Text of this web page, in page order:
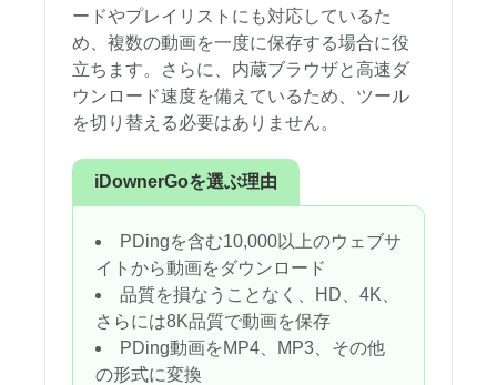
ードやプレイリストにも対応しているた
め、複数の動画を一度に保存する場合に役
立ちます。さらに、内蔵ブラウザと高速ダ
ウンロード速度を備えているため、ツール
を切り替える必要はありません。
iDownerGoを選ぶ理由
PDingを含む10,000以上のウェブサ
イトから動画をダウンロード
品質を損なうことなく、HD、4K、
さらには8K品質で動画を保存
PDing動画をMP4、MP3、その他
の形式に変換